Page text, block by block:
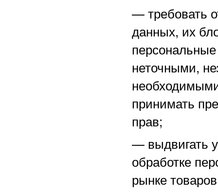
—требовать
данных, их
неточными,
принимать
прав;
— выдвигать
обработке
рынке